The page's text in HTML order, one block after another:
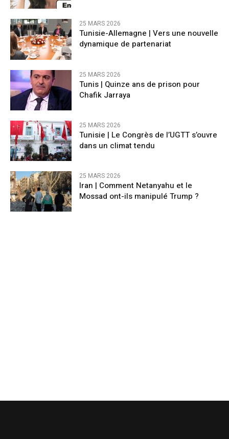
25 MARS 2026
Tunisie-Allemagne | Vers une nouvelle
dynamique de partenariat
25 MARS 2026
Tunis | Quinze ans de prison pour
Chafik Jarraya
25 MARS 2026
Tunisie | Le Congrès de l’UGTT s’ouvre
dans un climat tendu
25 MARS 2026
Iran | Comment Netanyahu et le
Mossad ont-ils manipulé Trump ?